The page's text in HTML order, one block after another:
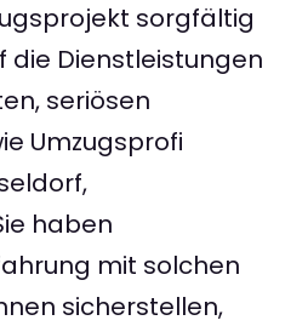
sorgfältig
die Dienstleistungen
seriösen
Umzugsprofi
haben
mit solchen
sicherstellen,